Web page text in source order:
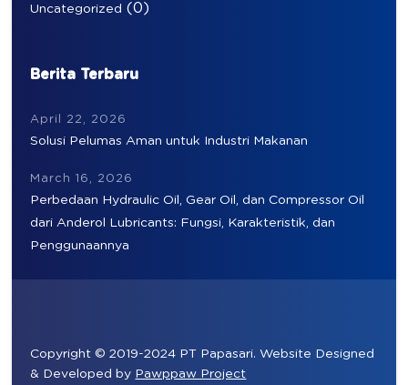
Uncategorized (0)
Berita Terbaru
April 22, 2026
Solusi Pelumas Aman untuk Industri Makanan
March 16, 2026
Perbedaan Hydraulic Oil, Gear Oil, dan Compressor Oil
dari Anderol Lubricants: Fungsi, Karakteristik, dan
Penggunaannya
Copyright © 2019-2024 PT Papasari. Website Designed
& Developed by Pawppaw Project